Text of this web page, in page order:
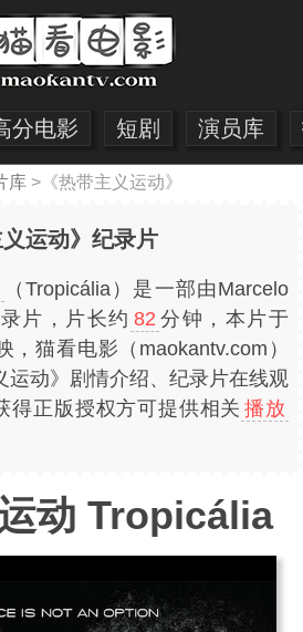
分电影 短剧 演员库
库>《热带主义运动》
运动》纪录片
（Tropicália）是一部由Marcelo
片，片长约 82 分钟，本片于
，猫看电影（maokantv.com）
运动》剧情介绍、纪录片在线观
得正版授权方可提供相关 播放
动 Tropicália